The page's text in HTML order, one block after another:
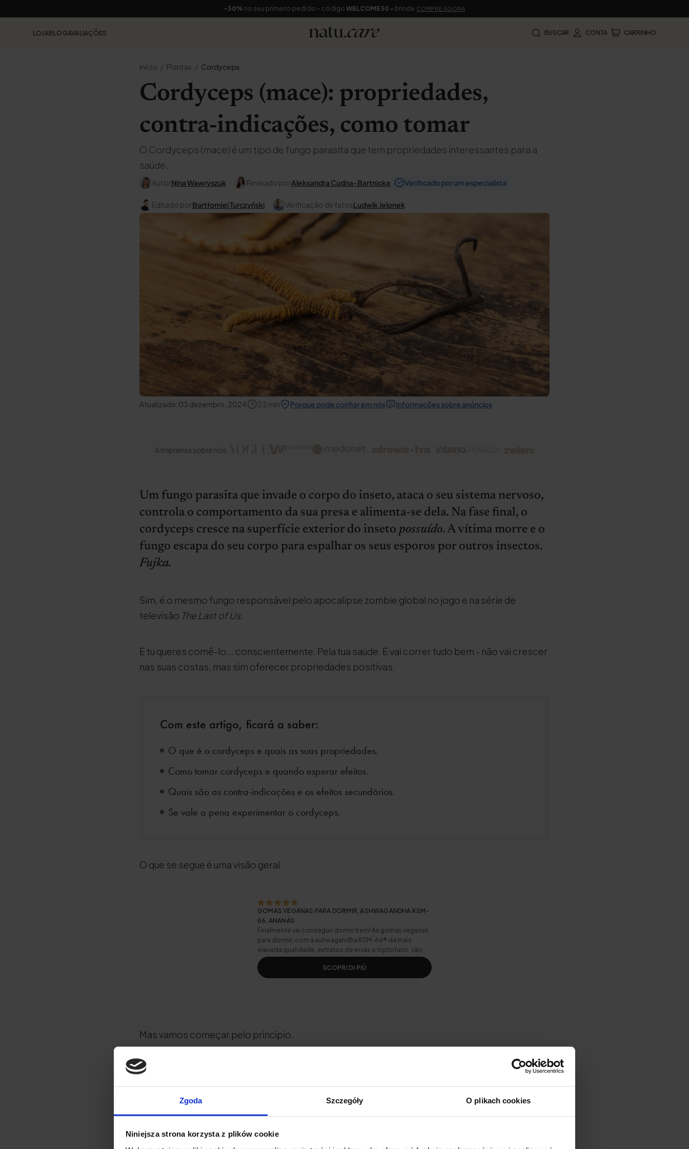
Zgoda Szczegóły O plikach cookies
Niniejsza strona korzysta z plików cookie
-30% no seu primeiro pedido – código WELCOME30 + brinde COMPRE AGORA
LOJABLOGAVALIAÇÕES BUSCAR CONTA CARRINHO
Início Plantas Cordyceps
Cordyceps (mace): propriedades,
contra-indicações, como tomar
O Cordyceps (mace) é um tipo de fungo parasita que tem propriedades interessantes para a
saúde.
AutorNina Wawryszuk Revisado porAleksandra Cudna-Bartnicka Verificado por um especialista
Editado porBartłomiej Turczyński Verificação de fatosLudwik Jelonek
Atualizado:03 dezembro, 2024 23 min Porque pode confiar em nós Informações sobre anúncios
A imprensa sobre nós:
Um fungo parasita que invade o corpo do inseto, ataca o seu sistema nervoso,
controla o comportamento da sua presa e alimenta-se dela. Na fase final, o
cordyceps cresce na superfície exterior do inseto possuído. A vítima morre e o
fungo escapa do seu corpo para espalhar os seus esporos por outros insectos.
Fujka.
Sim, é o mesmo fungo responsável pelo apocalipse zombie global no jogo e na série de
televisão The Last of Us.
E tu queres comê-lo... conscientemente. Pela tua saúde. E vai correr tudo bem - não vai crescer
nas suas costas, mas sim oferecer propriedades positivas.
Com este artigo, ficará a saber:
O que é o cordyceps e quais as suas propriedades.
Como tomar cordyceps e quando esperar efeitos.
Quais são as contra-indicações e os efeitos secundários.
Se vale a pena experimentar o cordyceps.
O que se segue é uma visão geral
GOMAS VEGANAS PARA DORMIR, ASHWAGANDHA KSM-
66, ANANÁS
Finalmente vai conseguir dormir bem! As gomas veganas
para dormir, com a ashwagandha KSM-66® da mais
elevada qualidade, extratos de ervas e triptofano, vão
embalá-la num sono reparador.
SCOPRI DI PIÙ
Mas vamos começar pelo princípio.
de alta altitude do Nepal e do Tibete. As espécies mais comuns e melhor estudadas são o